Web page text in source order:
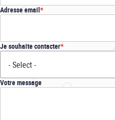
Adresse email
Je souhaite contacter
Votre message